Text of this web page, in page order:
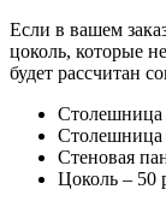
Если в вашем
цоколь, которые
будет рассчитан
Столешница
Столешница
Стеновая
Цоколь – 50